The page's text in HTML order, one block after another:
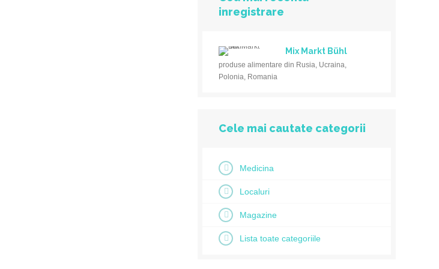
inregistrare
Mix Markt Bühl
produse alimentare din Rusia, Ucraina,
Polonia, Romania
Cele mai cautate categorii
Medicina
Localuri
Magazine
Lista toate categoriile